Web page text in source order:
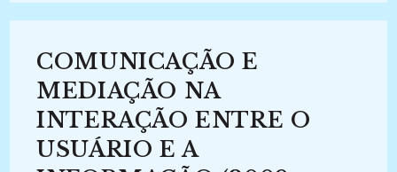
AÇÕES,
CONQUISTAS
(2017)
COMUNICAÇÃO E
MEDIAÇÃO NA
INTERAÇÃO ENTRE O
USUÁRIO E A